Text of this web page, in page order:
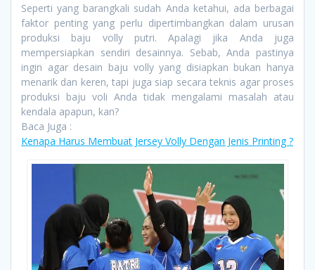
Seperti yang barangkali sudah Anda ketahui, ada berbagai
faktor penting yang perlu dipertimbangkan dalam urusan
produksi baju volly putri. Apalagi jika Anda juga
mempersiapkan sendiri desainnya. Sebab, Anda pastinya
ingin agar desain baju volly yang disiapkan bukan hanya
menarik dan keren, tapi juga siap secara teknis agar proses
produksi baju voli Anda tidak mengalami masalah atau
kendala apapun, kan?
Baca Juga :
Kenapa Harus Membuat Jersey Volly Dengan Jenis Printing ?